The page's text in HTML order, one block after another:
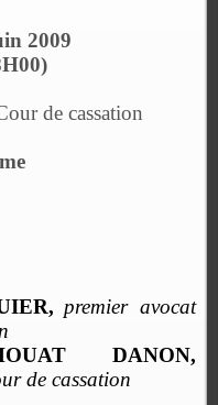
2009
de cassation
premier avocat
DANON,
de cassation